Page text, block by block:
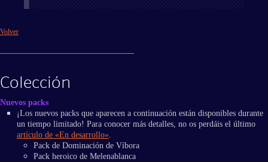
Volver
Colección
Nuevos packs
¡Los nuevos packs que aparecen a continuación están disponibles durante
un tiempo limitado! Para conocer más detalles, no os perdáis el último
artículo de «En desarrollo».
Pack de Dominación de Víbora
Pack heroico de Melenablanca